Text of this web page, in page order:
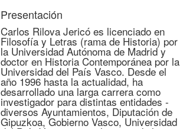
Presentación
Carlos Rilova Jericó es licenciado en
Filosofía y Letras (rama de Historia) por
la Universidad Autónoma de Madrid y
doctor en Historia Contemporánea por la
Universidad del País Vasco. Desde el
año 1996 hasta la actualidad, ha
desarrollado una larga carrera como
investigador para distintas entidades -
diversos Ayuntamientos, Diputación de
Gipuzkoa, Gobierno Vasco, Universidad